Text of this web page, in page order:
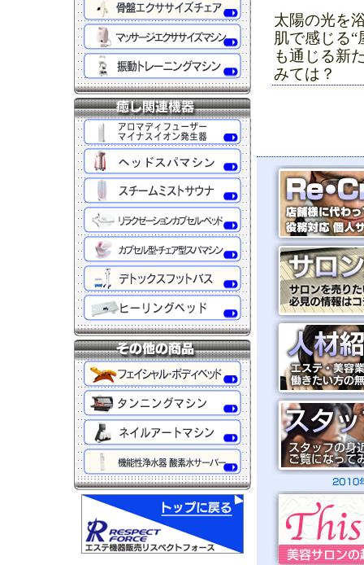
太陽の光を
肌で感じる
も通じる新
みては？